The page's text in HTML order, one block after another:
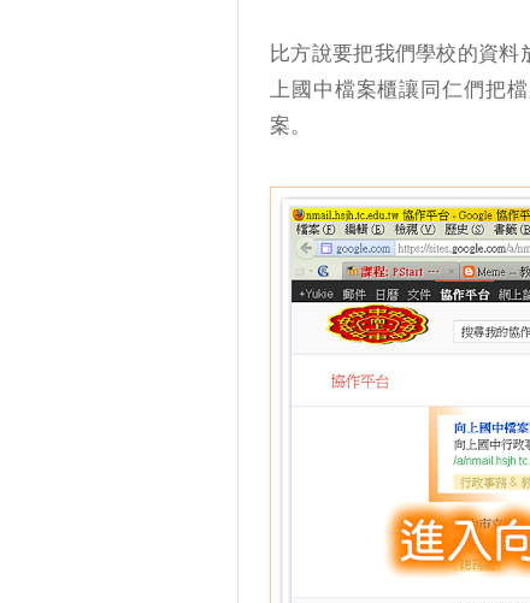
比方說要把我們學校的資
上國中檔案櫃讓同仁們把
案。